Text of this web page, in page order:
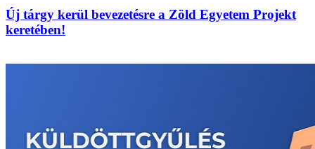
Új tárgy kerül bevezetésre a Zöld Egyetem Projekt
keretében!